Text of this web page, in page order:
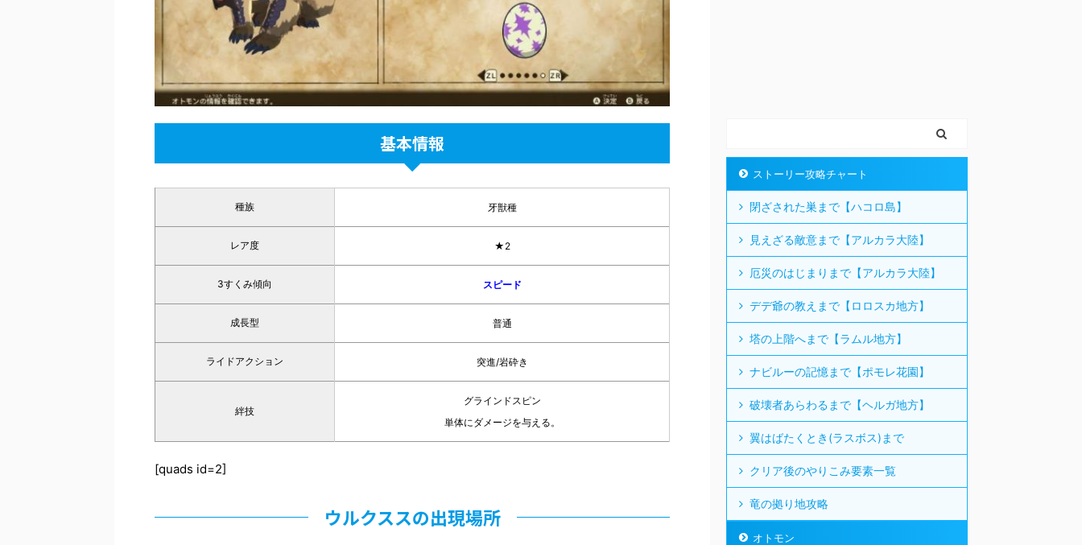
基本情報
種族 牙獣種
レア度 ★2
3すくみ傾向 スピード
成長型 普通
ライドアクション 突進/岩砕き
絆技
グラインドスピン
単体にダメージを与える。
[quads id=2]
ウルクススの出現場所
ストーリー攻略チャート
閉ざされた巣まで【ハコロ島】
見えざる敵意まで【アルカラ大陸】
厄災のはじまりまで【アルカラ大陸】
デデ爺の教えまで【ロロスカ地方】
塔の上階へまで【ラムル地方】
ナビルーの記憶まで【ポモレ花園】
破壊者あらわるまで【ヘルガ地方】
翼はばたくとき(ラスボス)まで
クリア後のやりこみ要素一覧
竜の拠り地攻略
オトモン